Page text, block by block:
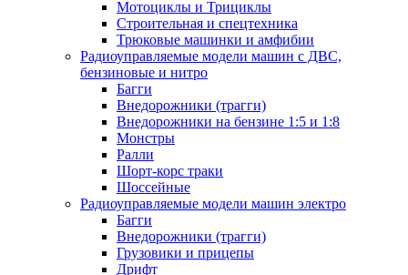
Мотоциклы и Трициклы
Строительная и спецтехника
Трюковые машинки и амфибии
Радиоуправляемые модели машин с ДВС,
бензиновые и нитро
Багги
Внедорожники (трагги)
Внедорожники на бензине 1:5 и 1:8
Монстры
Ралли
Шорт-корс траки
Шоссейные
Радиоуправляемые модели машин электро
Багги
Внедорожники (трагги)
Грузовики и прицепы
Дрифт